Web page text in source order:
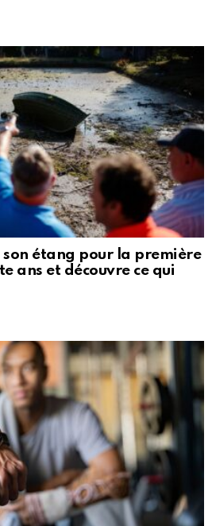
son étang pour la première
ans et découvre ce qui